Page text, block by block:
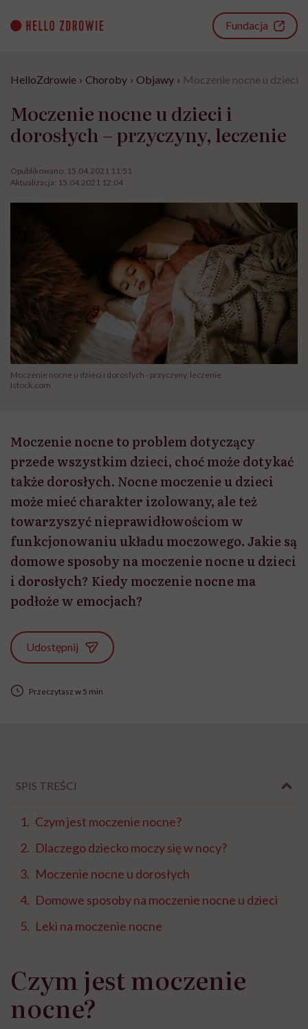
content
Fundacja
HelloZdrowie › Choroby › Objawy › Moczenie nocne u dzieci i
Moczenie nocne u dzieci i
dorosłych – przyczyny, leczenie
Opublikowano: 15.04.2021 11:51
Aktualizacja: 15.04.2021 12:04
Moczenie nocne u dzieci i dorosłych - przyczyny, leczenie
Istock.com
Moczenie nocne to problem dotyczący
przede wszystkim dzieci, choć może dotykać
także dorosłych. Nocne moczenie u dzieci
może mieć charakter izolowany, ale też
towarzyszyć nieprawidłowościom w
funkcjonowaniu układu moczowego. Jakie są
domowe sposoby na moczenie nocne u dzieci
i dorosłych? Kiedy moczenie nocne ma
podłoże w emocjach?
Udostępnij
Przeczytasz w 5 min
SPIS TREŚCI
Czym jest moczenie nocne?
Dlaczego dziecko moczy się w nocy?
Moczenie nocne u dorosłych
Domowe sposoby na moczenie nocne u dzieci
Leki na moczenie nocne
Czym jest moczenie
nocne?